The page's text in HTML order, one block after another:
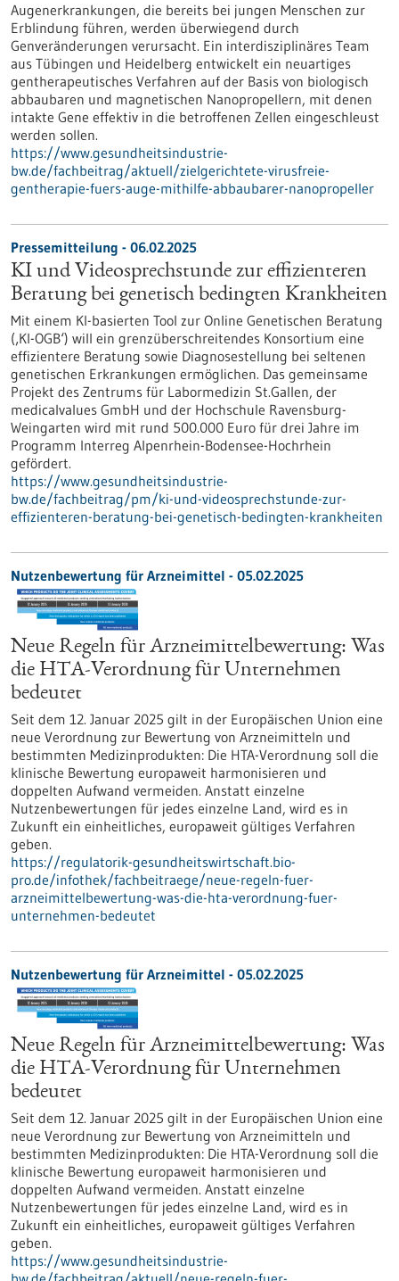
Augenerkrankungen, die bereits bei jungen Menschen zur
Erblindung führen, werden überwiegend durch
Genveränderungen verursacht. Ein interdisziplinäres Team
aus Tübingen und Heidelberg entwickelt ein neuartiges
gentherapeutisches Verfahren auf der Basis von biologisch
abbaubaren und magnetischen Nanopropellern, mit denen
intakte Gene effektiv in die betroffenen Zellen eingeschleust
werden sollen.
https://www.gesundheitsindustrie-
bw.de/fachbeitrag/aktuell/zielgerichtete-virusfreie-
gentherapie-fuers-auge-mithilfe-abbaubarer-nanopropeller
Pressemitteilung - 06.02.2025
KI und Videosprechstunde zur effizienteren
Beratung bei genetisch bedingten Krankheiten
Mit einem KI-basierten Tool zur Online Genetischen Beratung
(‚KI-OGB‘) will ein grenzüberschreitendes Konsortium eine
effizientere Beratung sowie Diagnosestellung bei seltenen
genetischen Erkrankungen ermöglichen. Das gemeinsame
Projekt des Zentrums für Labormedizin St.Gallen, der
medicalvalues GmbH und der Hochschule Ravensburg-
Weingarten wird mit rund 500.000 Euro für drei Jahre im
Programm Interreg Alpenrhein-Bodensee-Hochrhein
gefördert.
https://www.gesundheitsindustrie-
bw.de/fachbeitrag/pm/ki-und-videosprechstunde-zur-
effizienteren-beratung-bei-genetisch-bedingten-krankheiten
Nutzenbewertung für Arzneimittel - 05.02.2025
Neue Regeln für Arzneimittelbewertung: Was
die HTA-Verordnung für Unternehmen
bedeutet
Seit dem 12. Januar 2025 gilt in der Europäischen Union eine
neue Verordnung zur Bewertung von Arzneimitteln und
bestimmten Medizinprodukten: Die HTA-Verordnung soll die
klinische Bewertung europaweit harmonisieren und
doppelten Aufwand vermeiden. Anstatt einzelne
Nutzenbewertungen für jedes einzelne Land, wird es in
Zukunft ein einheitliches, europaweit gültiges Verfahren
geben.
https://regulatorik-gesundheitswirtschaft.bio-
pro.de/infothek/fachbeitraege/neue-regeln-fuer-
arzneimittelbewertung-was-die-hta-verordnung-fuer-
unternehmen-bedeutet
Nutzenbewertung für Arzneimittel - 05.02.2025
Neue Regeln für Arzneimittelbewertung: Was
die HTA-Verordnung für Unternehmen
bedeutet
Seit dem 12. Januar 2025 gilt in der Europäischen Union eine
neue Verordnung zur Bewertung von Arzneimitteln und
bestimmten Medizinprodukten: Die HTA-Verordnung soll die
klinische Bewertung europaweit harmonisieren und
doppelten Aufwand vermeiden. Anstatt einzelne
Nutzenbewertungen für jedes einzelne Land, wird es in
Zukunft ein einheitliches, europaweit gültiges Verfahren
geben.
https://www.gesundheitsindustrie-